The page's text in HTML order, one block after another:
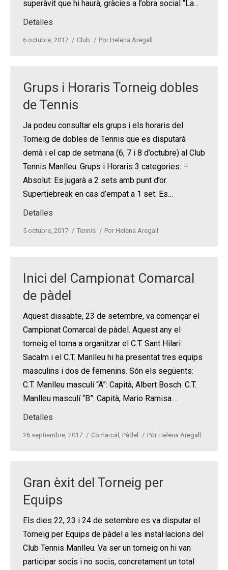
superàvit que hi haurà, gràcies a l’obra social “La…
Detalles
6 octubre, 2017 Club Por Helena Aregall
Grups i Horaris Torneig dobles
de Tennis
Ja podeu consultar els grups i els horaris del
Torneig de dobles de Tennis que es disputarà
demà i el cap de setmana (6, 7 i 8 d’octubre) al Club
Tennis Manlleu. Grups i Horaris 3 categories: –
Absolut: Es jugarà a 2 sets amb punt d’or.
Supertiebreak en cas d’empat a 1 set. Es…
Detalles
5 octubre, 2017 Tennis Por Helena Aregall
Inici del Campionat Comarcal
de pàdel
Aquest dissabte, 23 de setembre, va començar el
Campionat Comarcal de pàdel. Aquest any el
torneig el torna a organitzar el C.T. Sant Hilari
Sacalm i el C.T. Manlleu hi ha presentat tres equips
masculins i dos de femenins. Són els següents:
C.T. Manlleu masculí “A”: Capità, Albert Bosch. C.T.
Manlleu masculí “B”: Capità, Mario Ramisa.…
Detalles
26 septiembre, 2017 Comarcal , Pàdel Por Helena Aregall
Gran èxit del Torneig per
Equips
Els dies 22, 23 i 24 de setembre es va disputar el
Torneig per Equips de pàdel a les instal·lacions del
Club Tennis Manlleu. Va ser un torneig on hi van
participar socis i no socis, concretament un total